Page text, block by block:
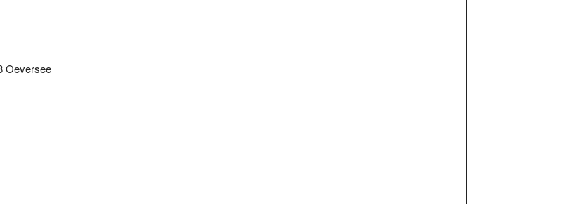
Oeversee